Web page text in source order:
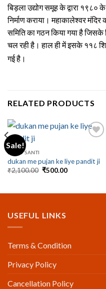
बिड़ला उद्योग समूह के द्वारा
निर्माण कराया। महाकालेश्वर
समिति का गठन किया गया है
चल रही है। हाल ही में इसके ११८
गई है।
RELATED PRODUCTS
Sale!
RAHU SANTI
dukan me pujan ke liye pandit ji
₹2,100.00 Original
₹500.00Current
USEFUL LINKS
Terms & Condition
Privacy Policy
Cancellation Policy